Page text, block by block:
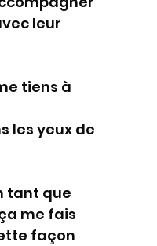
leur
tiens à
les yeux de
tant que
me fais
façon